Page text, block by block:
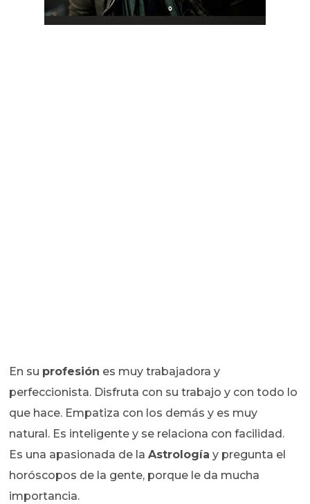
En su profesión es muy trabajadora y
perfeccionista. Disfruta con su trabajo y con todo lo
que hace. Empatiza con los demás y es muy
natural. Es inteligente y se relaciona con facilidad.
Es una apasionada de laAstrología y pregunta el
horóscopos de la gente, porque le da mucha
importancia.